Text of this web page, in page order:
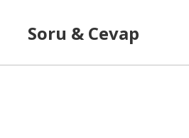
Soru & Cevap